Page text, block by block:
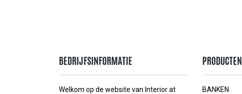
BEDRIJFSINFORMATIE
Welkom op de website van Interior at
PRODUCTEN
BANKEN